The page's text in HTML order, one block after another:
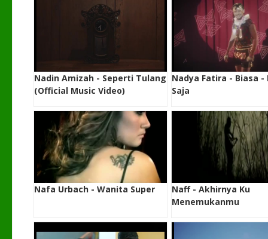
Nadin Amizah - Seperti Tulang
(Official Music Video)
Nadya Fatira - Biasa -
Saja
Nafa Urbach - Wanita Super
Naff - Akhirnya Ku
Menemukanmu